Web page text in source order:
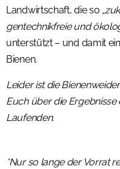
Landwirtschaft, die so
gentechnikfreie und
unterstützt – und damit
Bienen.
Leider ist die
Euch über die
Laufenden.
*Nur so lange der Vorrat